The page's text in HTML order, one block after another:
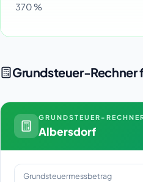
370 %
Grundsteuer-Rechner
GRUNDSTEUER-
Albersdorf
Grundsteuermessbetrag